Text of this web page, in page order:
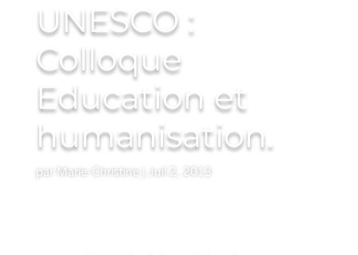
UNESCO :
Colloque
Education et
humanisation.
par Marie-Christine Juil 2, 2013